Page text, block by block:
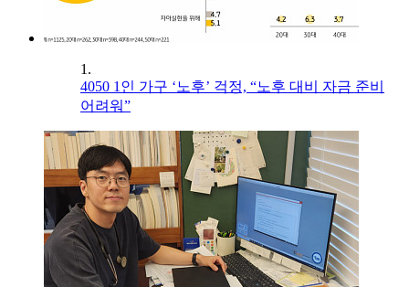
1.
4050 1인 가구 ‘노후’ 걱정, “노후 대비 자금 준비
어려워”